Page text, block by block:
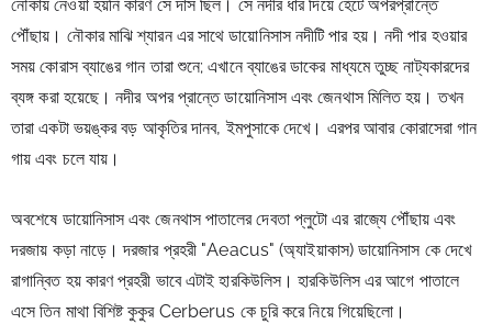
নৌকায় নেওয়া হয়নি কারণ সে দাস ছিল। সে নদীর ধার দিয়ে হেঁটে অপরপ্রান্তে
পৌঁছায়। নৌকার মাঝি শ্যারন এর সাথে ডায়োনিসাস নদীটি পার হয়। নদী পার হওয়ার
সময় কোরাস ব্যাঙের গান তারা শুনে; এখানে ব্যাঙের ডাকের মাধ্যমে তুচ্ছ নাট্যকারদের
ব্যঙ্গ করা হয়েছে। নদীর অপর প্রান্তে ডায়োনিসাস এবং জেনথাস মিলিত হয়। তখন
তারা একটা ভয়ঙ্কর বড় আকৃতির দানব, ইমপুসাকে দেখে। এরপর আবার কোরাসেরা গান
গায় এবং চলে যায়।
অবশেষে ডায়োনিসাস এবং জেনথাস পাতালের দেবতা প্লুটো এর রাজ্যে পৌঁছায় এবং
দরজায় কড়া নাড়ে। দরজার প্রহরী "Aeacus" (অ্যাইয়াকাস) ডায়োনিসাস কে দেখে
রাগান্বিত হয় কারণ প্রহরী ভাবে এটাই হারকিউলিস। হারকিউলিস এর আগে পাতালে
এসে তিন মাথা বিশিষ্ট কুকুর Cerberus কে চুরি করে নিয়ে গিয়েছিলো।